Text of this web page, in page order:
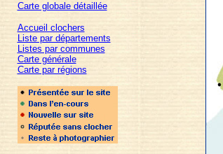
Carte globale détaillée
Accueil clochers
Liste par départements
Listes par communes
Carte générale
Carte par régions